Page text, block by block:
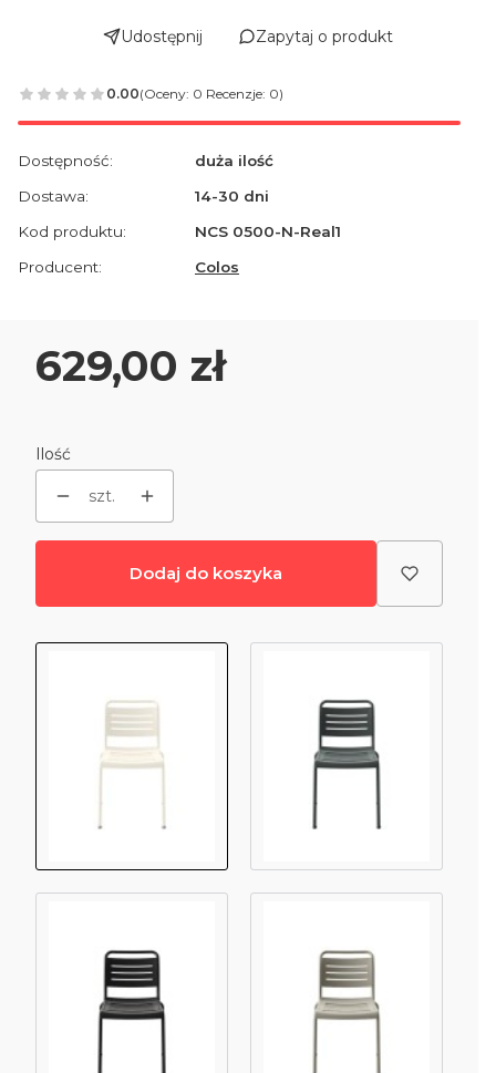
Udostępnij Zapytaj o produkt
0.00(Oceny: 0 Recenzje: 0)
Dostępność:
duża ilość
Dostawa:
14-30 dni
Kod produktu:
NCS 0500-N-Real1
Producent:
Colos
Cena
629,00 zł
Ilość
szt.
Dodaj do koszyka